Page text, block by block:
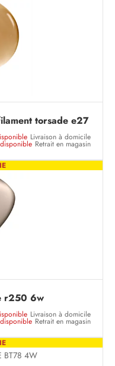
torsade e27
Livraison à domicile
Retrait en magasin
r250 6w
Livraison à domicile
Retrait en magasin